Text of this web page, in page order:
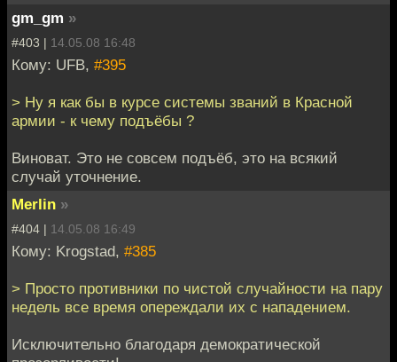
gm_gm »
#403 | 14.05.08 16:48
Кому: UFB, #395
> Ну я как бы в курсе системы званий в Красной
армии - к чему подъёбы ?
Виноват. Это не совсем подъёб, это на всякий
случай уточнение.
Merlin »
#404 | 14.05.08 16:49
Кому: Krogstad, #385
> Просто противники по чистой случайности на пару
недель все время опереждали их с нападением.
Исключительно благодаря демократической